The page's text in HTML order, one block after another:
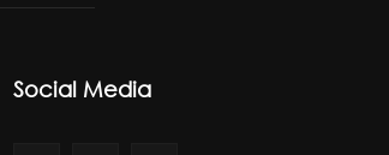
Social Media